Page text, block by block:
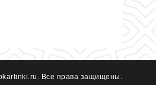
Все права защищены.